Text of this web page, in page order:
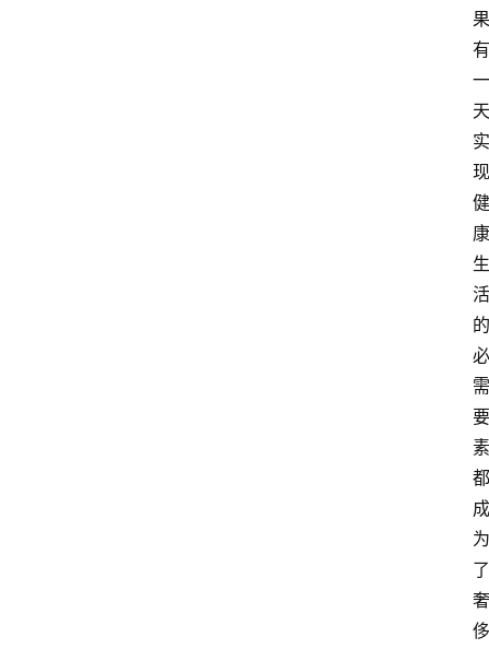
果
有
一
天
实
现
健
康
生
活
的
必
需
要
素
都
成
为
了
奢
侈